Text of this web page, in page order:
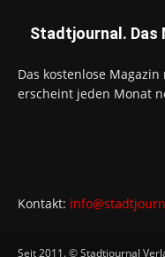
Stadtjournal. Das
Das kostenlose
erscheint jeden Monat
Kontakt:
Seit 2011. © Stadtjournal